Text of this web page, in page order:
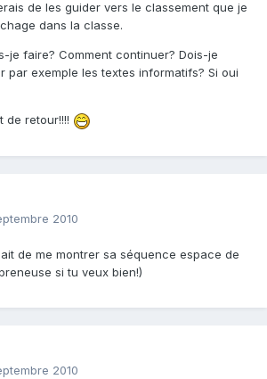
de les guider vers le classement que je
dans la classe.
je faire? Comment continuer? Dois-je
par exemple les textes informatifs? Si oui
de retour!!!!
2010
de me montrer sa séquence espace de
si tu veux bien!)
2010